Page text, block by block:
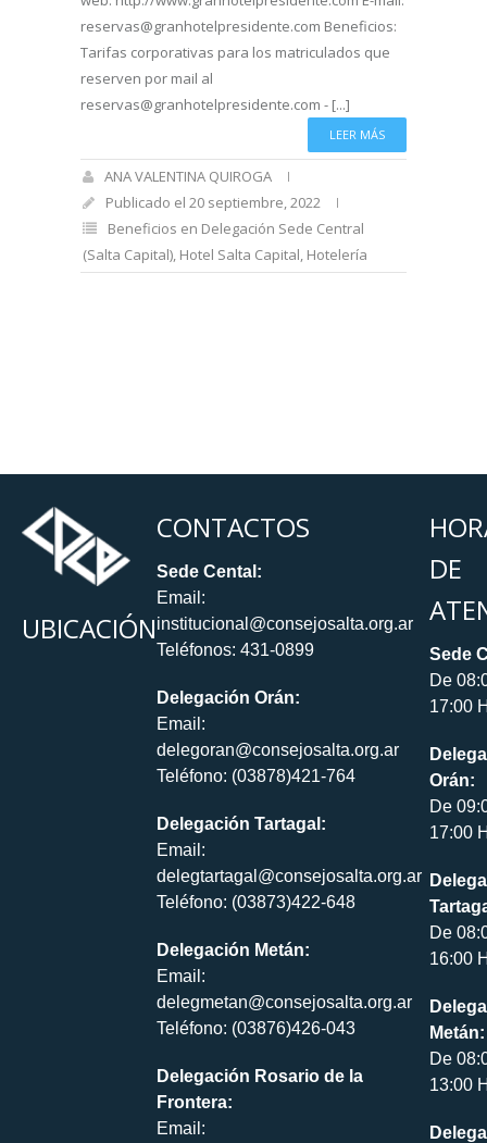
reservas@granhotelpresidente.com Beneficios:
Tarifas corporativas para los matriculados que
reserven por mail al
reservas@granhotelpresidente.com - [...]
LEER MÁS
ANA VALENTINA QUIROGA
Publicado el 20 septiembre, 2022
Beneficios en Delegación Sede Central
(Salta Capital) Hotel Salta Capital Hotelería
UBICACIÓN
CONTACTOS
Sede Cental:
Email:
institucional@consejosalta.org.ar
Teléfonos: 431-0899
Delegación Orán:
Email:
delegoran@consejosalta.org.ar
Teléfono: (03878)421-764
Delegación Tartagal:
Email:
delegtartagal@consejosalta.org.ar
Teléfono: (03873)422-648
Delegación Metán:
Email:
delegmetan@consejosalta.org.ar
Teléfono: (03876)426-043
Delegación Rosario de la
Frontera:
Email:
DE
Sede
De
17:00
Orán:
De
17:00
De
16:00
Metán:
De
13:00